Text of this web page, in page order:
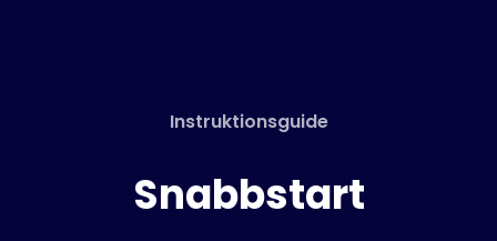
För skolor
Instruktionsguide
Snabbstart